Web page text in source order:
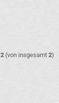
2(von insgesamt 2)